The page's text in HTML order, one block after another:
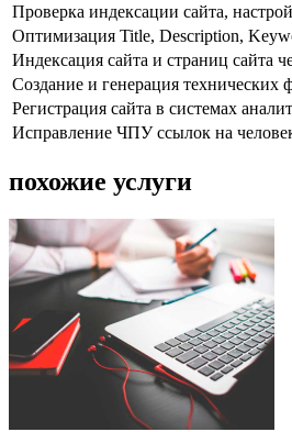
Проверка индексации сайта,
Оптимизация Title, Description,
Индексация сайта и страниц сайта
Создание и генерация технических
Регистрация сайта в системах
Исправление ЧПУ ссылок на
похожие услуги